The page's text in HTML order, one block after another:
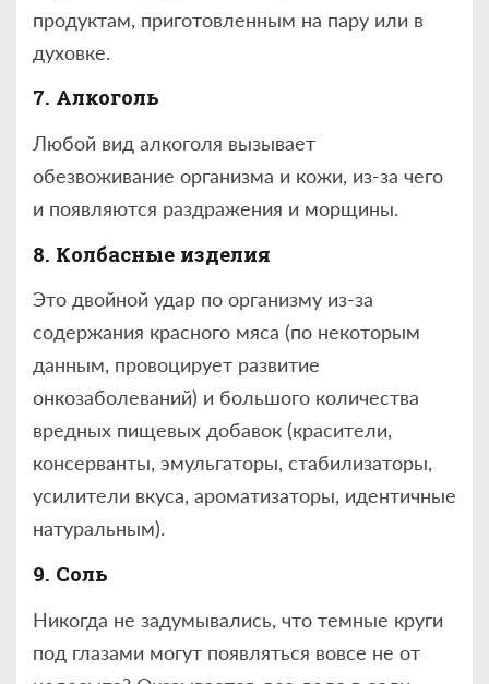
продуктам, приготовленным на пару или в
духовке.
7. Алкоголь
Любой вид алкоголя вызывает
обезвоживание организма и кожи, из-за чего
и появляются раздражения и морщины.
8. Колбасные изделия
Это двойной удар по организму из-за
содержания красного мяса (по некоторым
данным, провоцирует развитие
онкозаболеваний) и большого количества
вредных пищевых добавок (красители,
консерванты, эмульгаторы, стабилизаторы,
усилители вкуса, ароматизаторы, идентичные
натуральным).
9. Соль
Никогда не задумывались, что темные круги
под глазами могут появляться вовсе не от